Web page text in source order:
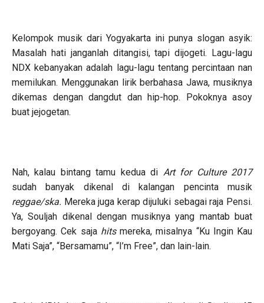
Kelompok musik dari Yogyakarta ini punya slogan asyik:
Masalah hati janganlah ditangisi, tapi dijogeti. Lagu-lagu
NDX kebanyakan adalah lagu-lagu tentang percintaan nan
memilukan. Menggunakan lirik berbahasa Jawa, musiknya
dikemas dengan dangdut dan hip-hop. Pokoknya asoy
buat jejogetan.
Nah, kalau bintang tamu kedua di Art for Culture 2017
sudah banyak dikenal di kalangan pencinta musik
reggae/ska. Mereka juga kerap dijuluki sebagai raja Pensi.
Ya, Souljah dikenal dengan musiknya yang mantab buat
bergoyang. Cek saja hits mereka, misalnya “Ku Ingin Kau
Mati Saja”, “Bersamamu”, “I’m Free”, dan lain-lain.